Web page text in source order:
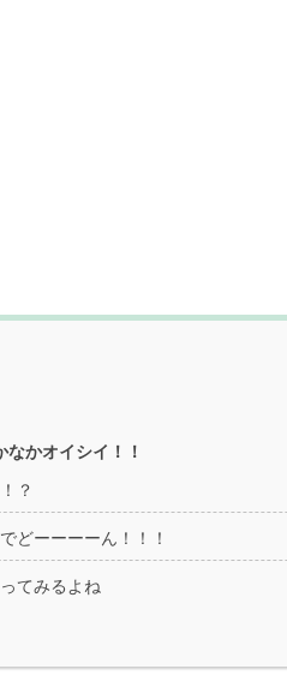
かオイシイ！！
？
どーーーーん！！！
てみるよね